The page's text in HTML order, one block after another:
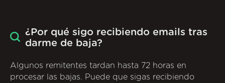
¿Por qué sigo recibiendo emails tras
darme de baja?
Algunos remitentes tardan hasta 72 horas en
procesar las bajas. Puede que sigas recibiendo